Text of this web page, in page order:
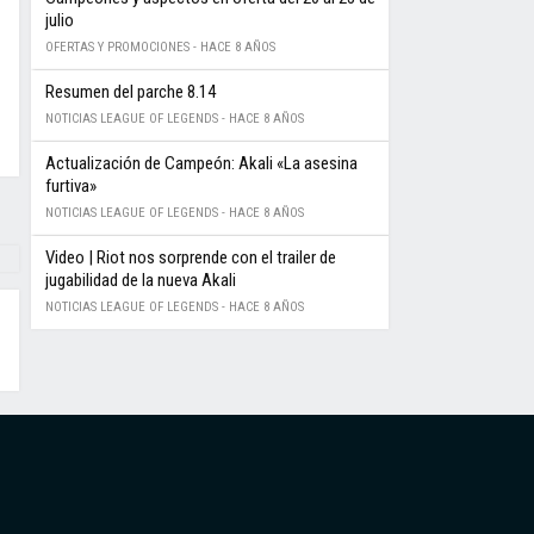
julio
OFERTAS Y PROMOCIONES - HACE 8 AÑOS
Resumen del parche 8.14
NOTICIAS LEAGUE OF LEGENDS - HACE 8 AÑOS
Actualización de Campeón: Akali «La asesina
furtiva»
NOTICIAS LEAGUE OF LEGENDS - HACE 8 AÑOS
Video | Riot nos sorprende con el trailer de
jugabilidad de la nueva Akali
NOTICIAS LEAGUE OF LEGENDS - HACE 8 AÑOS